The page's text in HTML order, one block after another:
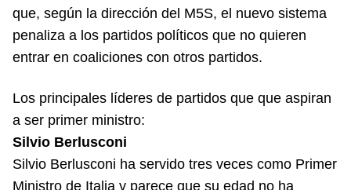
que, según la dirección del M5S, el nuevo sistema
penaliza a los partidos políticos que no quieren
entrar en coaliciones con otros partidos.
Los principales líderes de partidos que que aspiran
a ser primer ministro:
Silvio Berlusconi
Silvio Berlusconi ha servido tres veces como Primer
Ministro de Italia y parece que su edad no ha